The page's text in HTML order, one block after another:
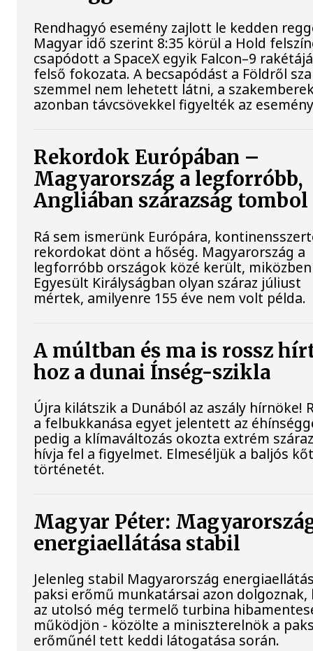
Rendhagyó esemény zajlott le kedden
Magyar idő szerint 8:35 körül a Hold
csapódott a SpaceX egyik Falcon–9
felső fokozata. A becsapódást a Földről
szemmel nem lehetett látni, a
azonban távcsövekkel figyelték az
Rekordok Európában –
Magyarország a legforróbb,
Angliában szárazság tombol
Rá sem ismerünk Európára,
rekordokat dönt a hőség. Magyarország a
legforróbb országok közé került,
Egyesült Királyságban olyan száraz júliust
mértek, amilyenre 155 éve nem volt példa.
A múltban és ma is rossz
hoz a dunai Ínség-szikla
Újra kilátszik a Dunából az aszály hírnöke!
a felbukkanása egyet jelentett az
pedig a klímaváltozás okozta extrém
hívja fel a figyelmet. Elmeséljük a baljós
történetét.
Magyar Péter:
energiaellátása stabil
Jelenleg stabil Magyarország
paksi erőmű munkatársai azon dolgoznak,
az utolsó még termelő turbina
működjön - közölte a miniszterelnök a
erőműnél tett keddi látogatása során.